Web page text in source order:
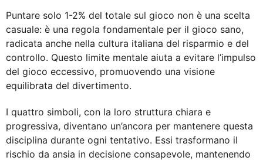
Puntare solo 1-2% del totale sul gioco non è una scelta
casuale: è una regola fondamentale per il gioco sano,
radicata anche nella cultura italiana del risparmio e del
controllo. Questo limite mentale aiuta a evitare l’impulso
del gioco eccessivo, promuovendo una visione
equilibrata del divertimento.
I quattro simboli, con la loro struttura chiara e
progressiva, diventano un’ancora per mantenere questa
disciplina durante ogni tentativo. Essi trasformano il
rischio da ansia in decisione consapevole, mantenendo